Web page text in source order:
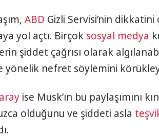
ABD Gizli Servisi’nin
yol açtı. Birçok sosyal medya
şiddet çağrısı olarak
yönelik nefret söylemini
ise Musk’ın bu paylaşımını
olduğunu ve şiddeti asla